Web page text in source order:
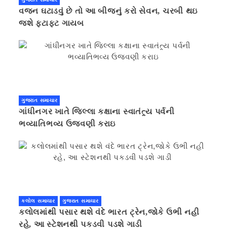
વજન ઘટાડવું છે તો આ બીજનું કરો સેવન, ચરબી થઇ
જશે ફટાફટ ગાયબ
ગુજરાત સમાચાર
ગાંધીનગર ખાતે જિલ્લા કક્ષાના સ્વાતંત્ર્ય પર્વની
ભવ્યાતિભવ્ય ઉજવણી કરાઇ
કલોલ સમાચાર ગુજરાત સમાચાર
કલોલમાંથી પસાર થશે વંદે ભારત ટ્રેન,જોકે ઉભી નહી
રહે, આ સ્ટેશનથી પકડવી પડશે ગાડી